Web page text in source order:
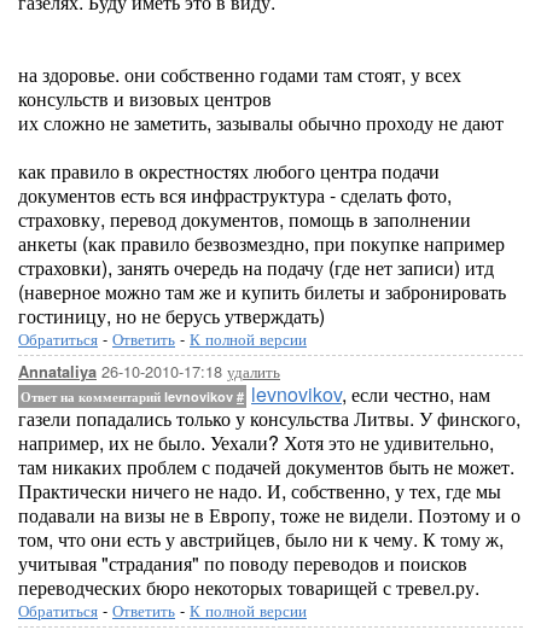
на здоровье. они собственно годами там стоят, у всех
консульств и визовых центров
их сложно не заметить, зазывалы обычно проходу не дают
как правило в окрестностях любого центра подачи
документов есть вся инфраструктура - сделать фото,
страховку, перевод документов, помощь в заполнении
анкеты (как правило безвозмездно, при покупке например
страховки), занять очередь на подачу (где нет записи) итд
(наверное можно там же и купить билеты и забронировать
гостиницу, но не берусь утверждать)
Обратиться - Ответить - К полной версии
Annataliya 26-10-2010-17:18 удалить
Ответ на комментарий levnovikov # levnovikov, если честно, нам
газели попадались только у консульства Литвы. У финского,
например, их не было. Уехали? Хотя это не удивительно,
там никаких проблем с подачей документов быть не может.
Практически ничего не надо. И, собственно, у тех, где мы
подавали на визы не в Европу, тоже не видели. Поэтому и о
том, что они есть у австрийцев, было ни к чему. К тому ж,
учитывая "страдания" по поводу переводов и поисков
переводческих бюро некоторых товарищей с тревел.ру.
Обратиться - Ответить - К полной версии